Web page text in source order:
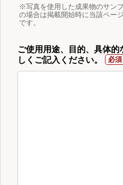
※写真を使用した成果物のサン
の場合は掲載開始時に当該ペー
です。
ご使用用途、目的、具体
しくご記入ください。